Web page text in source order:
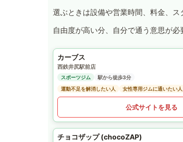
選ぶときは設備や営業時間、料金、ス
自由度が高い分、自分で通う意思が
カーブス
西鉄井尻駅前店
スポーツジム
駅から徒歩3分
運動不足を解消したい人
女性専用ジムに通いたい人
公式サイトを見る
チョコザップ (chocoZAP)